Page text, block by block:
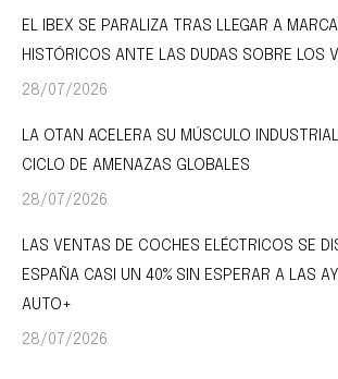
EL IBEX SE PARALIZA TRAS LLEGAR A
HISTÓRICOS ANTE LAS DUDAS SOBRE LOS
28/07/2026
LA OTAN ACELERA SU MÚSCULO
CICLO DE AMENAZAS GLOBALES
28/07/2026
LAS VENTAS DE COCHES ELÉCTRICOS SE
ESPAÑA CASI UN 40% SIN ESPERAR A LAS
AUTO+
28/07/2026